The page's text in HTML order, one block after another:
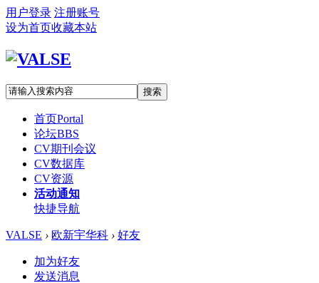
用户登录 注册账号
设为首页收藏本站
搜索
首页Portal
论坛BBS
CV期刊会议
CV数据库
CV资源
活动通知
快捷导航
VALSE › 欧新宇华科 › 好友
加为好友
发送消息